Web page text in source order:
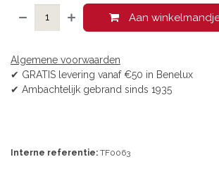
Aan
Algemene voorwaarden
✔ GRATIS levering vanaf €50 in Benelux
✔ Ambachtelijk gebrand sinds 1935
Interne referentie: TF0063